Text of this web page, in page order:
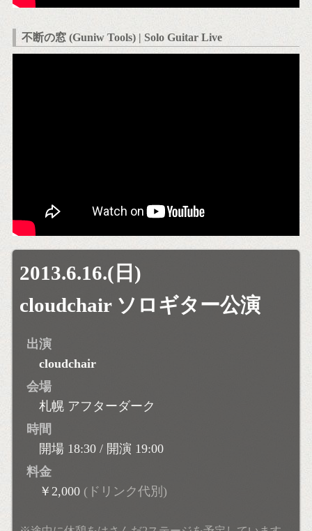
不断の窓 (Guniw Tools) | Solo Guitar Live
2013.6.16.(日)
cloudchair ソロギター公演
出演
cloudchair
会場
札幌 アフターダーク
時間
開場 18:30 / 開演 19:00
料金
￥2,000(ドリンク代別)